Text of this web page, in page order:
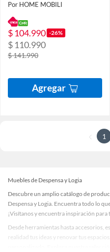
Por HOME MOBILI
$ 104.990 -26%
$ 110.990
$ 141.990
Agregar
1
Muebles de Despensa y Logia
Descubre un amplio catálogo de
Despensa y Logia. Encuentra todo lo
¡Visítanos y encuentra inspiración para
Desde herramientas hasta accesorios,
realidad tus ideas y renovar tus